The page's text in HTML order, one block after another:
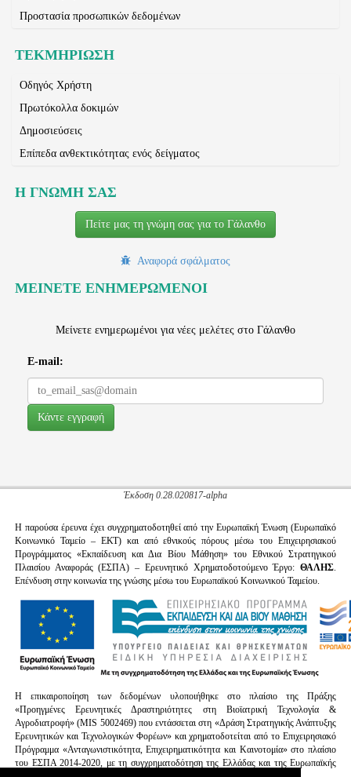
Προστασία προσωπικών δεδομένων
ΤΕΚΜΗΡΙΩΣΗ
Οδηγός Χρήστη
Πρωτόκολλα δοκιμών
Δημοσιεύσεις
Επίπεδα ανθεκτικότητας ενός δείγματος
Η ΓΝΩΜΗ ΣΑΣ
Πείτε μας τη γνώμη σας για το Γάλανθο
Αναφορά σφάλματος
ΜΕΙΝΕΤΕ ΕΝΗΜΕΡΩΜΕΝΟΙ
Μείνετε ενημερωμένοι για νέες μελέτες στο Γάλανθο
E-mail:
Έκδοση 0.28.020817-alpha
Η παρούσα έρευνα έχει συγχρηματοδοτηθεί από την Ευρωπαϊκή Ένωση (Ευρωπαϊκό
Κοινωνικό Ταμείο – ΕΚΤ) και από εθνικούς πόρους μέσω του Επιχειρησιακού
Προγράμματος «Εκπαίδευση και Δια Βίου Μάθηση» του Εθνικού Στρατηγικού
Πλαισίου Αναφοράς (ΕΣΠΑ) – Ερευνητικό Χρηματοδοτούμενο Έργο: ΘΑΛΗΣ.
Επένδυση στην κοινωνία της γνώσης μέσω του Ευρωπαϊκού Κοινωνικού Ταμείου.
H επικαιροποίηση των δεδομένων υλοποιήθηκε στο πλαίσιο της Πράξης
«Προηγμένες Ερευνητικές Δραστηριότητες στη Βιοϊατρική Τεχνολογία &
Αγροδιατροφή» (MIS 5002469) που εντάσσεται στη «Δράση Στρατηγικής Ανάπτυξης
Ερευνητικών και Τεχνολογικών Φορέων» και χρηματοδοτείται από το Επιχειρησιακό
Πρόγραμμα «Ανταγωνιστικότητα, Επιχειρηματικότητα και Καινοτομία» στο πλαίσιο
του ΕΣΠΑ 2014-2020, με τη συγχρηματοδότηση της Ελλάδας και της Ευρωπαϊκής